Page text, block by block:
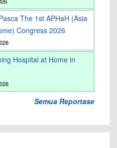
The 1st APHaH (Asia
Congress 2026
Hospital at Home in
Semua Reportase